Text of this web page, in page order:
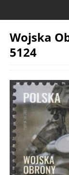
Wojska
5124